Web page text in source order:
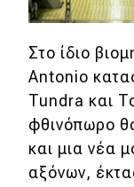
Οδηγός
Συμβουλές
Χρηστικά
Στο ίδιο
Antonio
Tundra και
φθινόπωρο
και μια νέα
αξόνων,